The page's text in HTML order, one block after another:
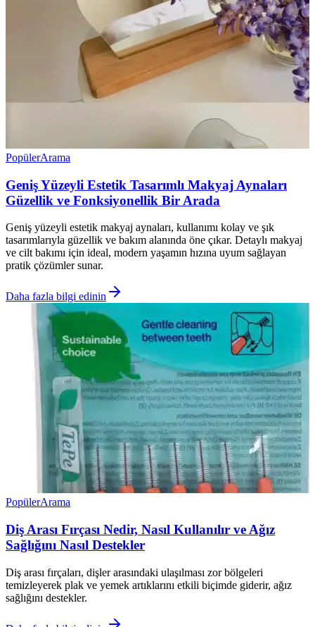
PopülerArama
Geniş Yüzeyli Estetik Tasarımlı Makyaj Aynaları
Güzellik ve Fonksiyonellik Bir Arada
Geniş yüzeyli estetik makyaj aynaları, kullanımı kolay ve şık
tasarımlarıyla güzellik ve bakım alanında öne çıkar. Detaylı makyaj
ve cilt bakımı için ideal, modern yaşamın hızına uyum sağlayan
pratik çözümler sunar.
Daha fazla bilgi edinin
PopülerArama
Diş Arası Fırçası Nedir, Nasıl Kullanılır ve Ağız
Sağlığını Nasıl Destekler
Diş arası fırçaları, dişler arasındaki ulaşılması zor bölgeleri
temizleyerek plak ve yemek artıklarını etkili biçimde giderir, ağız
sağlığını destekler.